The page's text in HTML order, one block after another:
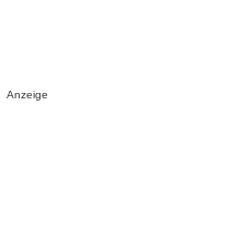
Anzeige